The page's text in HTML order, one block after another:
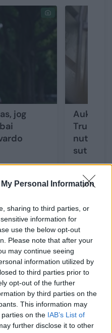
Personal Information
sharing to third parties, or
information for
use the below opt-out
Please note that after your
may continue seeing
information utilized by
to third parties prior to
opt-out of the further
by third parties on the
This information may
on the IAB’s List of
further disclose it to other
jog
Aukštas
Trumpo
sutartis
tarp elitinio
sukėlė
ir sąmyšį“, švietimo
metu studijuojančių
klausimai
– rašė M.